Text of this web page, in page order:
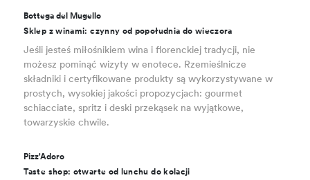
Bottega del Mugello
Sklep z winami: czynny od popołudnia do wieczora
Jeśli jesteś miłośnikiem wina i florenckiej tradycji, nie
możesz pominąć wizyty w enotece. Rzemieślnicze
składniki i certyfikowane produkty są wykorzystywane w
prostych, wysokiej jakości propozycjach: gourmet
schiacciate, spritz i deski przekąsek na wyjątkowe,
towarzyskie chwile.
Pizz'Adoro
Taste shop: otwarte od lunchu do kolacji